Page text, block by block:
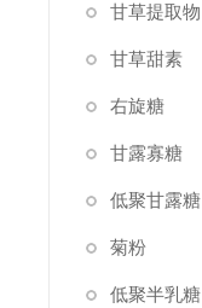
甘草提取物
甘草甜素
右旋糖
甘露寡糖
低聚甘露糖
菊粉
低聚半乳糖